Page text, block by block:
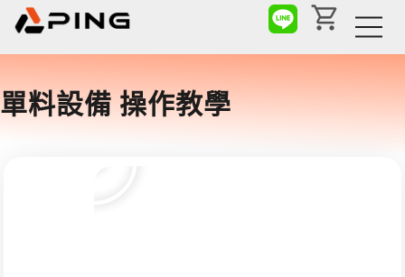
單料設備 操作教學